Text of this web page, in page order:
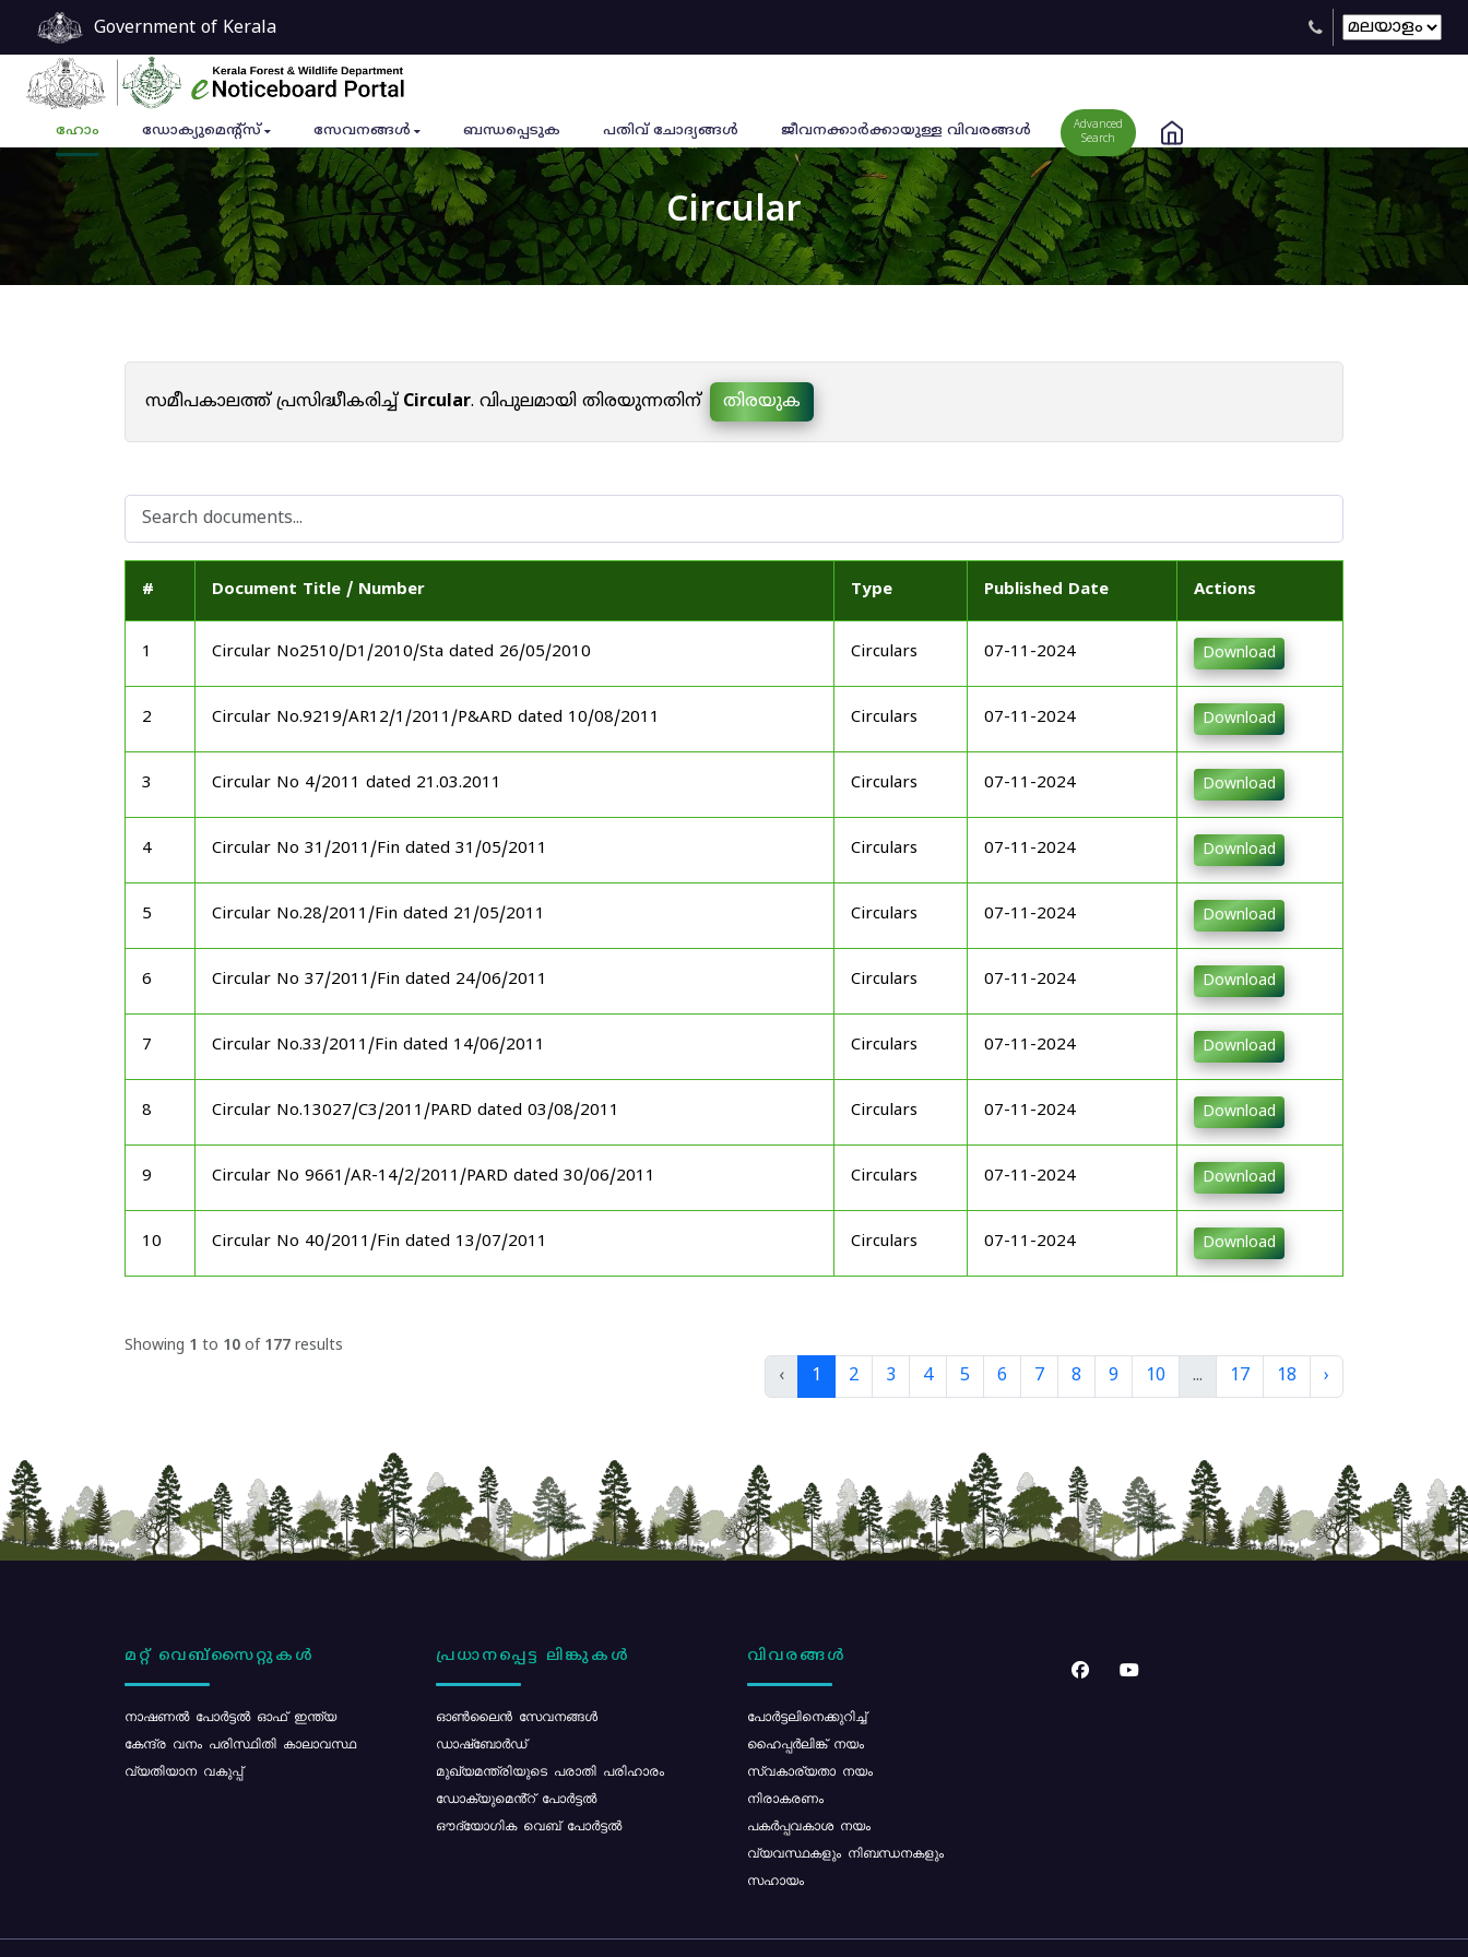
Government of Kerala
ഹോം ഡോക്യുമെൻ്റ്സ് സേവനങ്ങൾ ബന്ധപ്പെടുക പതിവ് ചോദ്യങ്ങൾ ജീവനക്കാര്‍ക്കായുള്ള വിവരങ്ങള്‍
Advanced
Search
Circular
സമീപകാലത്ത് പ്രസിദ്ധീകരിച്ച്Circular. വിപുലമായി തിരയുന്നതിന് തിരയുക
# Document Title / Number Type Published Date Actions
1 Circular No2510/D1/2010/Sta dated 26/05/2010 Circulars 07-11-2024 Download
2 Circular No.9219/AR12/1/2011/P&ARD dated 10/08/2011 Circulars 07-11-2024 Download
3 Circular No 4/2011 dated 21.03.2011 Circulars 07-11-2024 Download
4 Circular No 31/2011/Fin dated 31/05/2011 Circulars 07-11-2024 Download
5 Circular No.28/2011/Fin dated 21/05/2011 Circulars 07-11-2024 Download
6 Circular No 37/2011/Fin dated 24/06/2011 Circulars 07-11-2024 Download
7 Circular No.33/2011/Fin dated 14/06/2011 Circulars 07-11-2024 Download
8 Circular No.13027/C3/2011/PARD dated 03/08/2011 Circulars 07-11-2024 Download
9 Circular No 9661/AR-14/2/2011/PARD dated 30/06/2011 Circulars 07-11-2024 Download
10 Circular No 40/2011/Fin dated 13/07/2011 Circulars 07-11-2024 Download
Showing 1 to 10 of 177 results
‹ 1 2 3 4 5 6 7 8 9 10 ... 17 18 ›
മറ്റ് വെബ്സൈറ്റുകൾ
നാഷണൽ പോർട്ടൽ ഓഫ് ഇന്ത്യ
കേന്ദ്ര വനം പരിസ്ഥിതി കാലാവസ്ഥ
വ്യതിയാന വകുപ്പ്
പ്രധാനപ്പെട്ട ലിങ്കുകൾ
ഓൺലൈൻ സേവനങ്ങൾ
ഡാഷ്ബോർഡ്
മുഖ്യമന്ത്രിയുടെ പരാതി പരിഹാരം
ഡോക്യുമെൻ്റ് പോർട്ടൽ
ഔദ്യോഗിക വെബ് പോർട്ടൽ
വിവരങ്ങൾ
പോര്‍ട്ടലിനെക്കുറിച്ച്
ഹൈപ്പർലിങ്ക് നയം
സ്വകാര്യതാ നയം
നിരാകരണം
പകർപ്പവകാശ നയം
വ്യവസ്ഥകളും നിബന്ധനകളും
സഹായം